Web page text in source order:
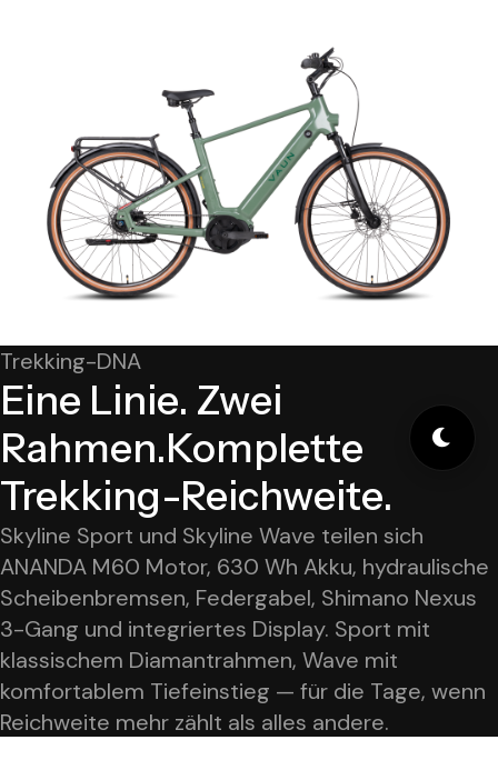
Trekking-DNA
Eine Linie. Zwei
Rahmen.Komplette
Trekking-Reichweite.
Skyline Sport und Skyline Wave teilen sich
ANANDA M60 Motor, 630 Wh Akku, hydraulische
Scheibenbremsen, Federgabel, Shimano Nexus
3-Gang und integriertes Display. Sport mit
klassischem Diamantrahmen, Wave mit
komfortablem Tiefeinstieg — für die Tage, wenn
Reichweite mehr zählt als alles andere.